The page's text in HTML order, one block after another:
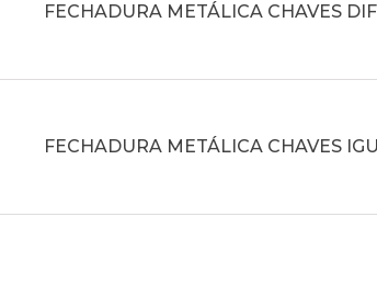
FECHADURA METÁLICA CHAVES
FECHADURA METÁLICA CHAVES